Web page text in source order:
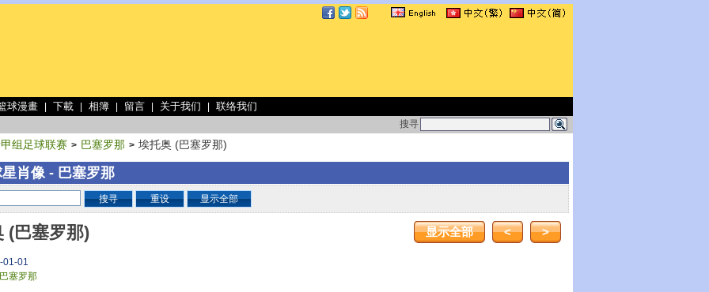
球漫畫 下載 相簿 留言 关于我们 联络我们
搜寻
组足球联赛 > 巴塞罗那 > 埃托奥 (巴塞罗那)
肖像 - 巴塞罗那
搜寻 重设 显示全部
(巴塞罗那) 显示全部 < >
01-01
巴塞罗那